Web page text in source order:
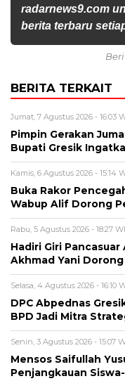
radarnews9.com
berita terbaru
BERITA TERKAIT
Jumat, 7 Agustus 2026 - 16:03
Pimpin Gerakan
Bupati Gresik
Kamis, 6 Agustus 2026 - 15:14
Buka Rakor
Wabup Alif Dorong
Rabu, 5 Agustus 2026 - 18:27
Hadiri Giri
Akhmad Yani
Selasa, 4 Agustus 2026 - 16:10
DPC Abpednas
BPD Jadi Mitra
Senin, 3 Agustus 2026 - 15:07
Mensos Saifullah
Penjangkauan